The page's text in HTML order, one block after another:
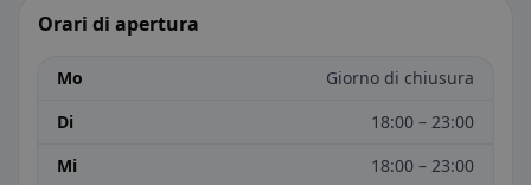
Orari di apertura
Mo
Giorno di chiusura
Di
18:00 – 23:00
Mi
18:00 – 23:00